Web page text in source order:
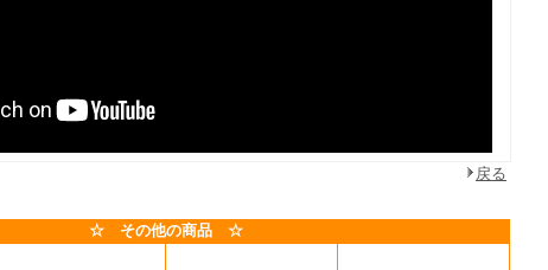
戻る
☆ その他の商品 ☆